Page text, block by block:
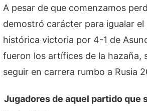
A pesar de que comenzamos
demostró carácter para igualar
histórica victoria por 4-1 de
fueron los artífices de la hazaña,
seguir en carrera rumbo a Rusia
Jugadores de aquel partido que